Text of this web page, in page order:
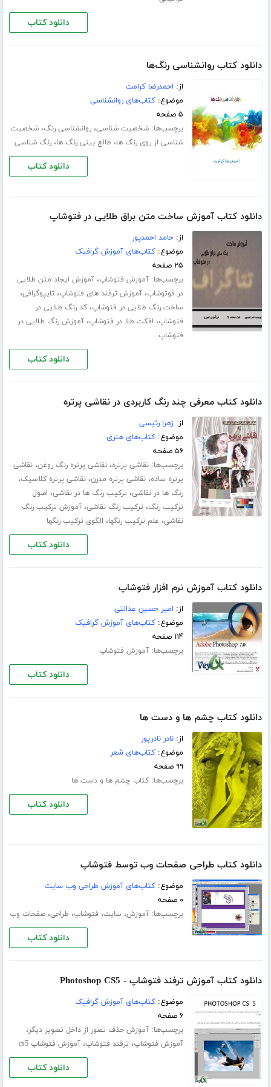
دانلود کتاب
دانلود کتاب روانشناسی رنگ‌ها
از: احمدرضا کرامت
موضوع:کتاب‌های روانشناسی
۵ صفحه
برچسب‌ها:شخصیت شناسی،روانشناسی رنگ،شخصیت
شناسی از روی رنگ ها، طالع بینی رنگ ها،رنگ شناسی
دانلود کتاب
دانلود کتاب آموزش ساخت متن براق طلایی در فتوشاپ
از:حامد احمدپور
موضوع:کتاب‌های آموزش گرافیک
۲۵ صفحه
برچسب‌ها:آموزش فتوشاپ،آموزش ایجاد متن طلایی
در فوتوشاب،آموزش ترفند های فتوشاپ، تایپوگرافی،
ساخت رنگ طلایی در فتوشاپ،کد رنگ طلایی در
فتوشاپ، افکت طلا در فتوشاپ،آموزش رنگ طلایی در
فتوشاپ
دانلود کتاب
دانلود کتاب معرفی چند رنگ کاربردی در نقاشی پرتره
از:زهرا رئیسی
موضوع:کتاب‌های هنری
۵۶ صفحه
برچسب‌ها:نقاشی پرتره،نقاشی پرتره رنگ روغن،نقاشی
پرتره ساده،نقاشی پرتره مدرن،نقاشی پرتره کلاسیک،
رنگ ها در نقاشی، ترکیب رنگ ها در نقاشی، اصول
ترکیب رنگ، ترکیب رنگ نقاشی،آموزش ترکیب رنگ
نقاشی، علم ترکیب رنگها، الگوی ترکیب رنگها
دانلود کتاب
دانلود کتاب آموزش نرم افزار فتوشاپ
از: امیر حسین عدالتی
موضوع:کتاب‌های آموزش گرافیک
۱۱۴ صفحه
برچسب‌ها:آموزش فتوشاپ
دانلود کتاب
دانلود کتاب چشم ها و دست ها
از:نادر نادرپور
موضوع:کتاب‌های شعر
۹۹ صفحه
برچسب‌ها:کتاب چشم ها و دست ها
دانلود کتاب
دانلود کتاب طراحی صفحات وب توسط فتوشاپ
موضوع:کتاب‌های آموزش طراحی وب سایت
۰ صفحه
برچسب‌ها:آموزش، سایت، فتوشاپ، طراحی،صفحات وب
دانلود کتاب
دانلود کتاب آموزش ترفند فتوشاپ - Photoshop CS5
موضوع:کتاب‌های آموزش گرافیک
۶ صفحه
برچسب‌ها:آموزش حذف تصور از داخل تصویر دیگر،
آموزش فتوشاپ، ترقند فتوشاپ،آموزش فتوشاپ cs5
دانلود کتاب